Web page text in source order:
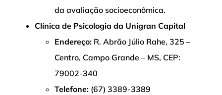
da avaliação socioeconômica.
Clínica de Psicologia da Unigran Capital
Endereço: R. Abrão Júlio Rahe, 325 –
Centro, Campo Grande – MS, CEP:
79002-340
Telefone: (67) 3389-3389